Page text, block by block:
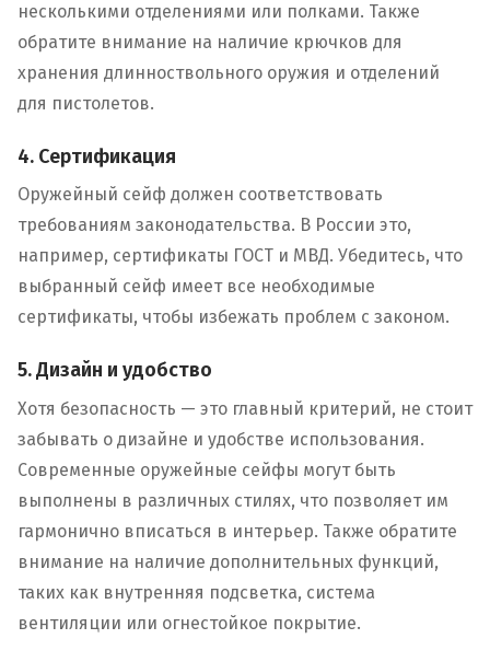
несколькими отделениями или полками. Также
обратите внимание на наличие крючков для
хранения длинноствольного оружия и отделений
для пистолетов.
4. Сертификация
Оружейный сейф должен соответствовать
требованиям законодательства. В России это,
например, сертификаты ГОСТ и МВД. Убедитесь, что
выбранный сейф имеет все необходимые
сертификаты, чтобы избежать проблем с законом.
5. Дизайн и удобство
Хотя безопасность — это главный критерий, не стоит
забывать о дизайне и удобстве использования.
Современные оружейные сейфы могут быть
выполнены в различных стилях, что позволяет им
гармонично вписаться в интерьер. Также обратите
внимание на наличие дополнительных функций,
таких как внутренняя подсветка, система
вентиляции или огнестойкое покрытие.